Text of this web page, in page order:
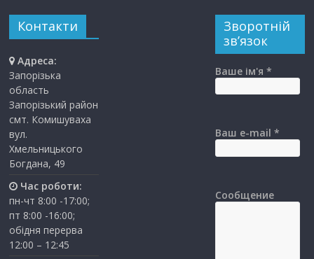
Контакти
Адреса:
Запорізька
область
Запорізький район
смт. Комишуваха
вул.
Хмельницького
Богдана, 49
Час роботи:
пн-чт 8:00 -17:00;
пт 8:00 -16:00;
обідня перерва
12:00 – 12:45
Зворотній
зв’язок
Ваше ім'я *
Ваш e-mail *
Сообщение